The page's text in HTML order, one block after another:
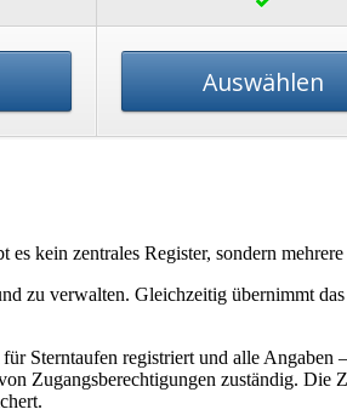
Auswählen
kein zentrales Register, sondern
zu verwalten. Gleichzeitig übernimmt
Sterntaufen registriert und alle
Zugangsberechtigungen zuständig. Die